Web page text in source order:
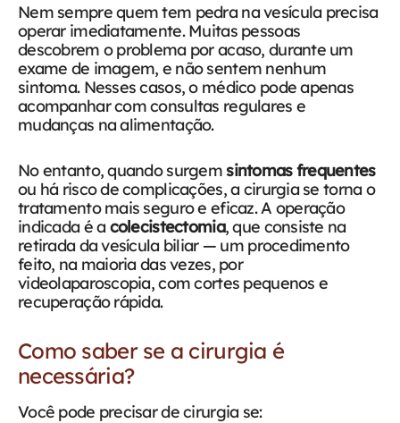
Nem sempre quem tem pedra na vesícula precisa
operar imediatamente. Muitas pessoas
descobrem o problema por acaso, durante um
exame de imagem, e não sentem nenhum
sintoma. Nesses casos, o médico pode apenas
acompanhar com consultas regulares e
mudanças na alimentação.
No entanto, quando surgemsintomas frequentes
ou há risco de complicações, a cirurgia se torna o
tratamento mais seguro e eficaz. A operação
indicada é a colecistectomia, que consiste na
retirada da vesícula biliar — um procedimento
feito, na maioria das vezes, por
videolaparoscopia, com cortes pequenos e
recuperação rápida.
Como saber se a cirurgia é
necessária?
Você pode precisar de cirurgia se: